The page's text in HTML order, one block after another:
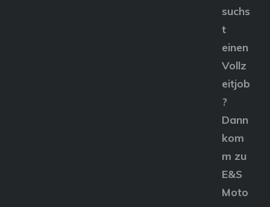
suchs
t
einen
Vollz
eitjob
?
Dann
kom
m zu
E&S
Moto